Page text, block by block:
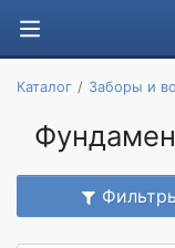
Каталог Заборы и